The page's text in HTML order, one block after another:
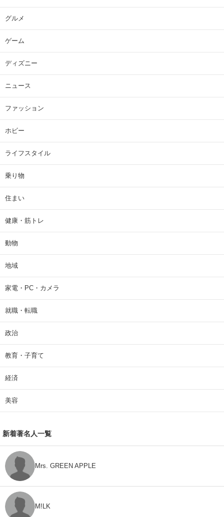
グルメ
ゲーム
ディズニー
ニュース
ファッション
ホビー
ライフスタイル
乗り物
住まい
健康・筋トレ
動物
地域
家電・PC・カメラ
就職・転職
政治
教育・子育て
経済
美容
新着著名人一覧
Mrs. GREEN APPLE
M!LK